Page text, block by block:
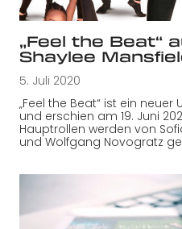
„Feel the Beat“
Shaylee
5. Juli 2020
„Feel the Beat“ ist ein
und erschien am 19. Juni
Hauptrollen werden von
und Wolfgang Novogratz